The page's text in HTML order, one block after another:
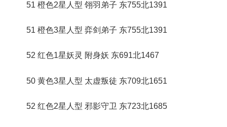
51 橙色2星人型 翎羽弟子 东755北1391
51 橙色3星人型 弈剑弟子 东755北1391
52 红色1星妖灵 附身妖 东691北1467
50 黄色3星人型 太虚叛徒 东709北1651
52 红色2星人型 邪影守卫 东723北1685